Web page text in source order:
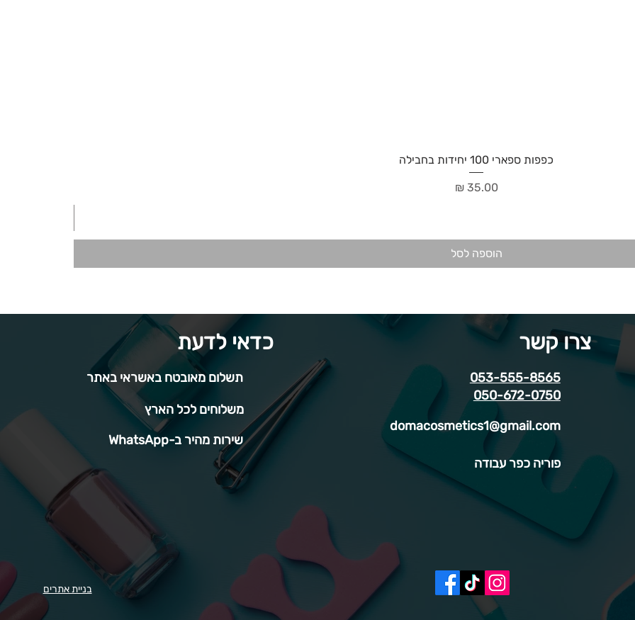
כפפות ספארי 100 יחידות בחבילה
מחיר‏35.00 ‏₪
הוספה לסל
כדאי לדעת
תשלום מאובטח באשראי באתר
משלוחים לכל הארץ
שירות מהיר ב-WhatsApp
בניית אתרים
צרו קשר
053-555-8565
050-672-0750
domacosmetics1@gmail.com
פוריה כפר עבודה